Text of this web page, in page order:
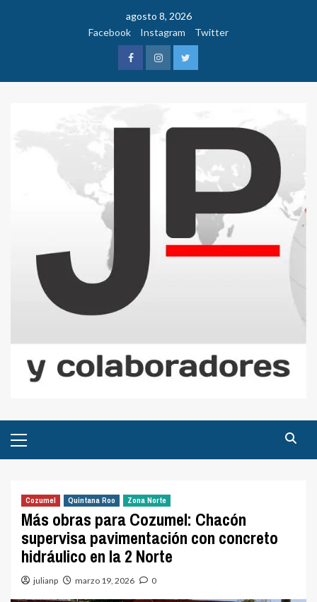
agosto 8, 2026
Facebook
Instagram Twitter
FacebookInstagramTwitter
principal
Cozumel Quintana Roo Zona Norte
Más obras para Cozumel: Chacón
supervisa pavimentación con concreto
hidráulico en la 2 Norte
julianp marzo 19, 2026 0